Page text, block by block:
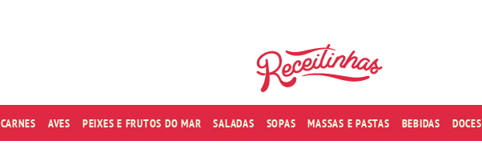
CARNES AVES PEIXES E FRUTOS DO MAR SALADAS SOPAS MASSAS E PASTAS BEBIDAS DOCES